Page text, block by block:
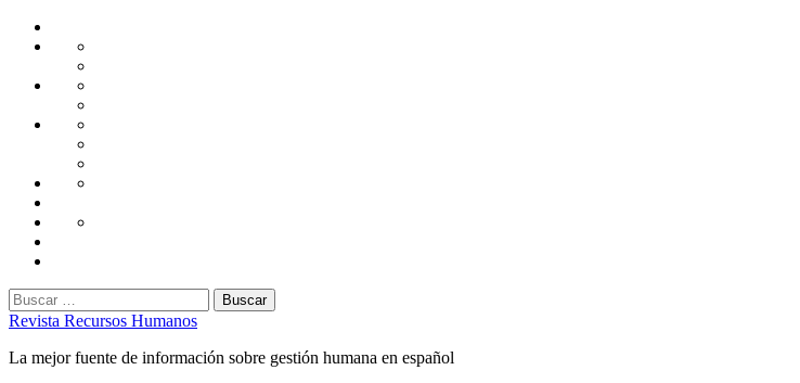
Saltar
Administración
Capacitación
Desarrollo
Gestión
Laborales
Selección
Buscar:
Revista Recursos Humanos
La mejor fuente de información sobre gestión humana en español